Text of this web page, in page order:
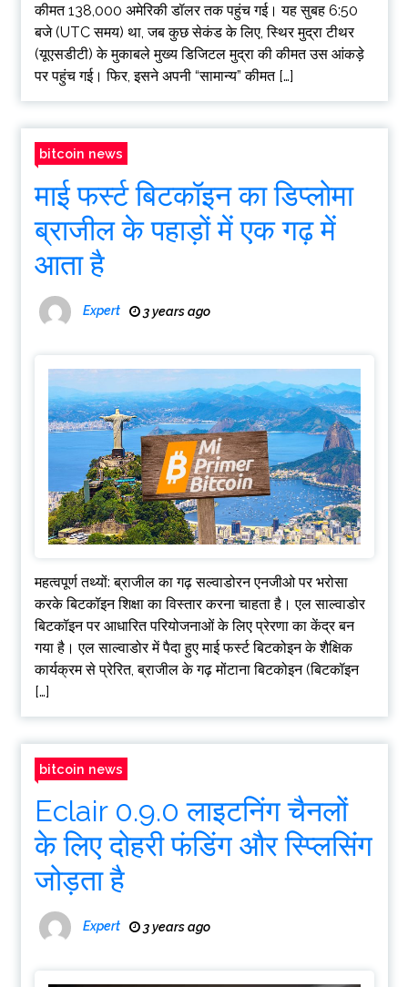
कीमत 138,000 अमेरिकी डॉलर तक पहुंच गई। यह सुबह 6:50
बजे (UTC समय) था, जब कुछ सेकंड के लिए, स्थिर मुद्रा टीथर
(यूएसडीटी) के मुकाबले मुख्य डिजिटल मुद्रा की कीमत उस आंकड़े
पर पहुंच गई। फिर, इसने अपनी “सामान्य” कीमत […]
bitcoin news
माई फर्स्ट बिटकॉइन का डिप्लोमा
ब्राजील के पहाड़ों में एक गढ़ में
आता है
Expert 3 years ago
महत्वपूर्ण तथ्यों: ब्राजील का गढ़ सल्वाडोरन एनजीओ पर भरोसा
करके बिटकॉइन शिक्षा का विस्तार करना चाहता है। एल साल्वाडोर
बिटकॉइन पर आधारित परियोजनाओं के लिए प्रेरणा का केंद्र बन
गया है। एल साल्वाडोर में पैदा हुए माई फर्स्ट बिटकोइन के शैक्षिक
कार्यक्रम से प्रेरित, ब्राजील के गढ़ मोंटाना बिटकोइन (बिटकॉइन
[…]
bitcoin news
Eclair 0.9.0 लाइटनिंग चैनलों
के लिए दोहरी फंडिंग और स्प्लिसिंग
जोड़ता है
Expert 3 years ago